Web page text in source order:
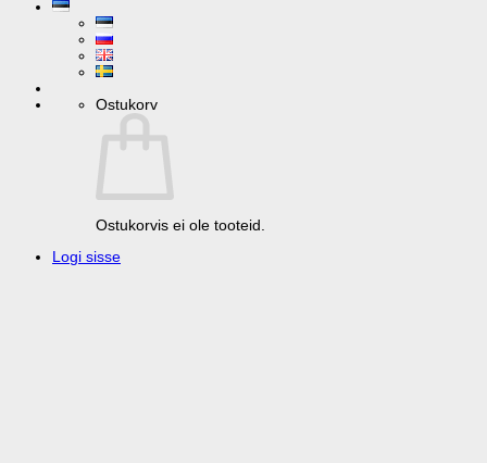
Ostukorv
Ostukorvis ei ole tooteid.
Logi sisse